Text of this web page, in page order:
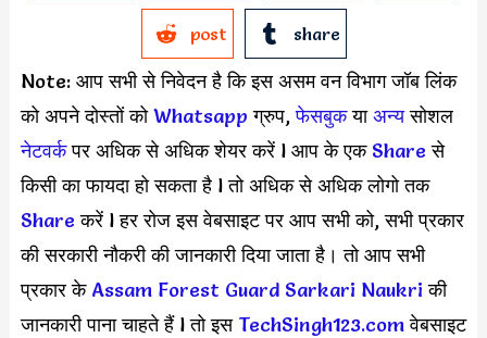
post share
Note: आप सभी से निवेदन है कि इस असम वन विभाग जॉब लिंक
को अपने दोस्तों कोWhatsapp ग्रुप,फेसबुकयाअन्यसोशल
नेटवर्कपर अधिक से अधिक शेयर करें l आप के एक Shareसे
किसी का फायदा हो सकता है l तो अधिक से अधिक लोगो तक
Shareकरें l हर रोज इस वेबसाइट पर आप सभी को, सभी प्रकार
की सरकारी नौकरी की जानकारी दिया जाता है। तो आप सभी
प्रकार केAssam Forest Guard Sarkari Naukri की
जानकारी पाना चाहते हैं l तो इस TechSingh123.comवेबसाइट